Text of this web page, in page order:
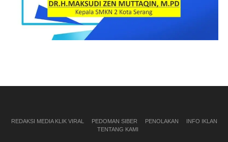
REDAKSI MEDIA KLIK VIRAL PEDOMAN SIBER PENOLAKAN
INFO IKLAN
TENTANG KAMI